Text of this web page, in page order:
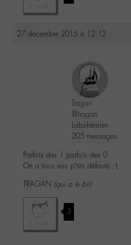
27 décembre 2015 à 12:12
Tragan
@tragan
Labohémien
205 messages
Parfois des 1 parfois des 0
On a tous nos p’tits défauts ;-)
TRAGAN (qui a le bit)
3